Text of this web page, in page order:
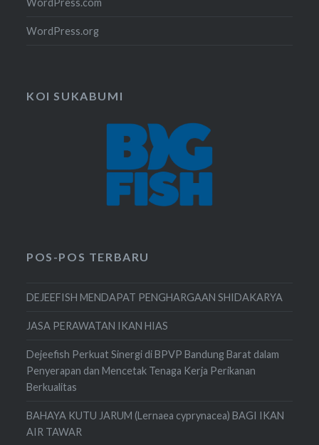
WordPress.com
WordPress.org
KOI SUKABUMI
POS-POS TERBARU
DEJEEFISH MENDAPAT PENGHARGAAN SHIDAKARYA
JASA PERAWATAN IKAN HIAS
Dejeefish Perkuat Sinergi di BPVP Bandung Barat dalam
Penyerapan dan Mencetak Tenaga Kerja Perikanan
Berkualitas
BAHAYA KUTU JARUM (Lernaea cyprynacea) BAGI IKAN
AIR TAWAR